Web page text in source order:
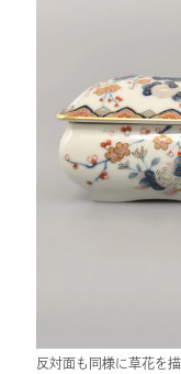
反対面も同様に草花を